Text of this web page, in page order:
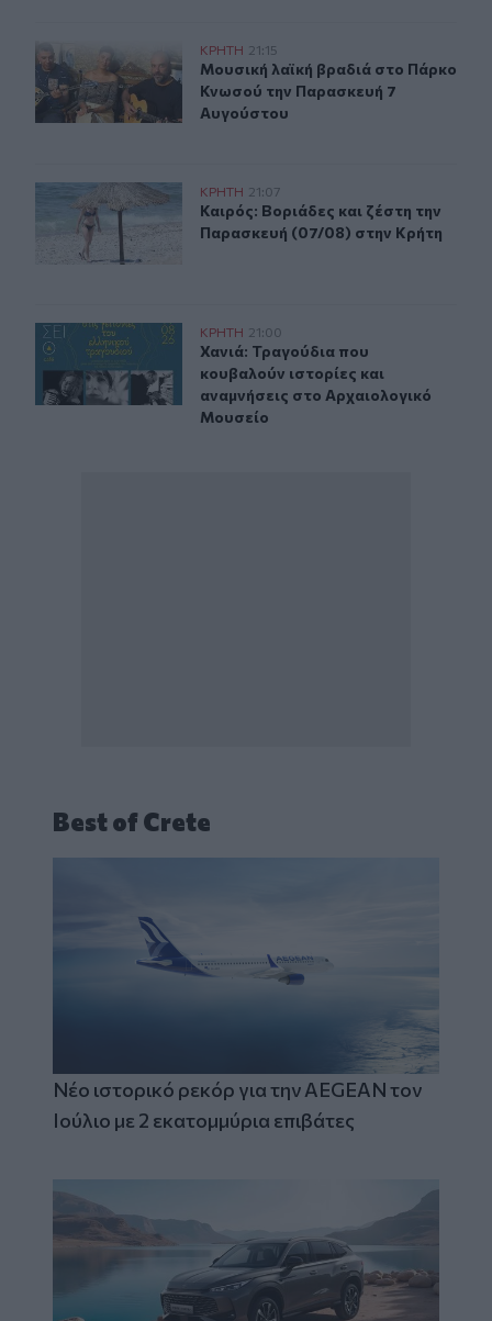
Μουσική λαϊκή βραδιά στο Πάρκο Κνωσού την
ΚΡΗΤΗ 21:15
Μουσική λαϊκή βραδιά στο
Μουσική λαϊκή βραδιά στο Πάρκο
Κνωσού την Παρασκευή 7
Αυγούστου
Καιρός: Βοριάδες και ζέστη την Παρασκευή (07/08)
ΚΡΗΤΗ 21:07
Καιρός: Βοριάδες και ζέστη την
Καιρός: Βοριάδες και ζέστη την
Παρασκευή (07/08) στην Κρήτη
Χανιά: Τραγούδια που κουβαλούν ιστορίες και
ΚΡΗΤΗ 21:00
Χανιά: Τραγούδια που κουβαλούν
Χανιά: Τραγούδια που
κουβαλούν ιστορίες και
αναμνήσεις στο Αρχαιολογικό
Μουσείο
Best of Crete
Νέο ιστορικό ρεκόρ για την AEGEAN τον
Ιούλιο με 2 εκατομμύρια επιβάτες